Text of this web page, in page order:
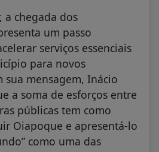
a chegada dos
um passo
serviços essenciais
para novos
sua mensagem, Inácio
a soma de esforços entre
públicas tem como
Oiapoque e apresentá-lo
como uma das